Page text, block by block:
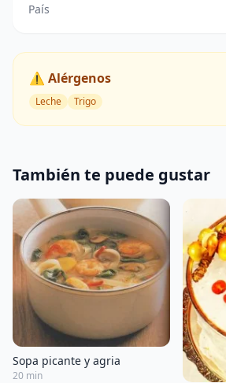
País
⚠️ Alérgenos
Leche Trigo
También te puede gustar
Sopa picante y agria
20 min